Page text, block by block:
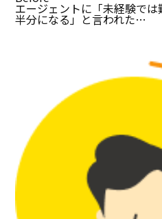
エージェントに「未経験で
半分になる」と言われた…